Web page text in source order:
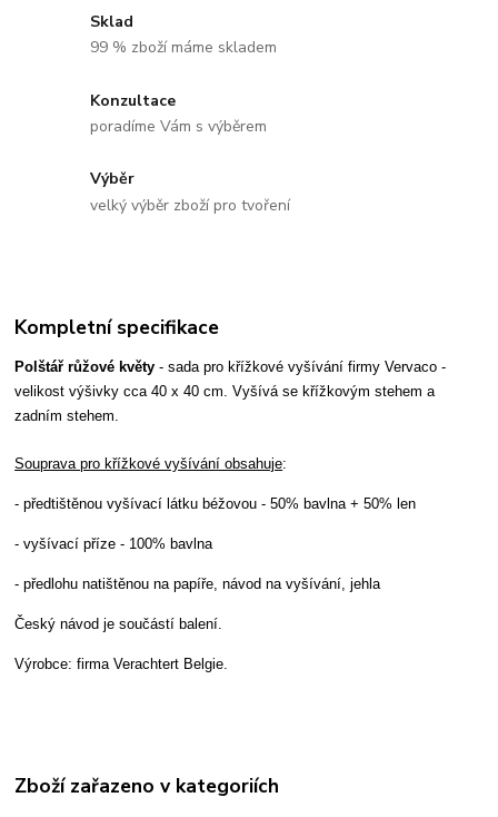
Sklad
99 % zboží máme skladem
Konzultace
poradíme Vám s výběrem
Výběr
velký výběr zboží pro tvoření
Kompletní specifikace
Polštář růžové květy - sada pro křížkové vyšívání firmy Vervaco -
velikost výšivky cca 40 x 40 cm. Vyšívá se křížkovým stehem a
zadním stehem.
Souprava pro křížkové vyšívání obsahuje:
- předtištěnou vyšívací látku béžovou - 50% bavlna + 50% len
- vyšívací příze - 100% bavlna
- předlohu natištěnou na papíře, návod na vyšívání, jehla
Český návod je součástí balení.
Výrobce: firma Verachtert Belgie.
Zboží zařazeno v kategoriích